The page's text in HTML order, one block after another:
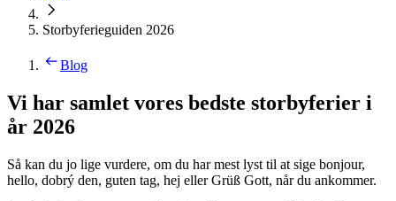
Storbyferieguiden 2026
Blog
Vi har samlet vores bedste storbyferier i
år 2026
Så kan du jo lige vurdere, om du har mest lyst til at sige bonjour,
hello, dobrý den, guten tag, hej eller Grüß Gott, når du ankommer.